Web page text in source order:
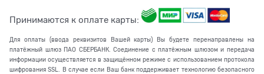
Принимаются к оплате карты:
Для оплаты (ввода реквизитов Вашей карты) Вы будете перенаправлены на
платёжный шлюз ПАО СБЕРБАНК. Соединение с платёжным шлюзом и передача
информации осуществляется в защищённом режиме с использованием протокола
шифрования SSL. В случае если Ваш банк поддерживает технологию безопасного